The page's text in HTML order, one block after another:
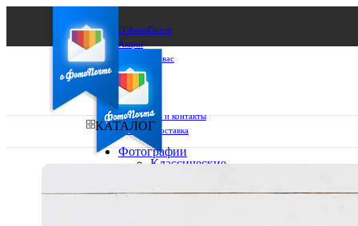
О ФотоПочте
Акции
Сделаем за вас
Бизнесу
FAQ
Франшиза
Поддержка и контакты
Оплата и доставка
КАТАЛОГ
Фотографии
Классические
10х10